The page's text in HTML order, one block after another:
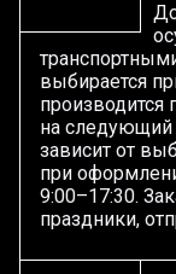
выбирается
производится
на следующий
зависит от
при
9:00–17:30.
праздники,